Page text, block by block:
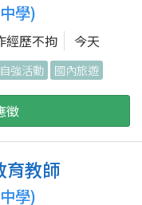
學)
經歷不拘 今天
自強活動 國內旅遊
徵
育教師
學)